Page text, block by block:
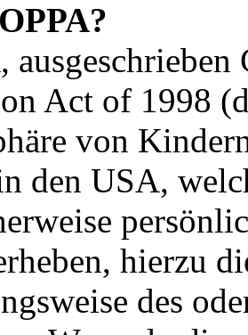
Act of 1998
von
den USA,
hierzu
des